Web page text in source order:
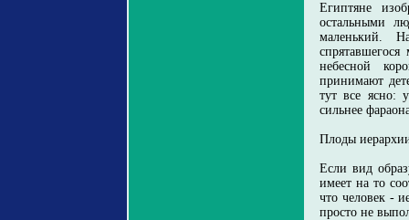
Египтяне
остальными
маленький.
небесной
принимают
тут все ясно:
сильнее
Плоды
Если вид
имеет на то
что человек -
просто не